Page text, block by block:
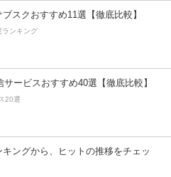
スクおすすめ11選【徹底比較】
ランキング
サービスおすすめ40選【徹底比較】
20選
ングから、ヒットの推移をチェッ